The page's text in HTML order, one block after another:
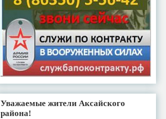
Уважаемые жители Аксайского
района!